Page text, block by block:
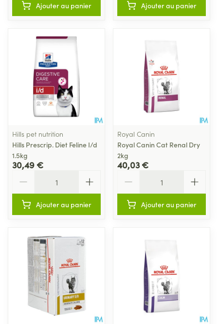
Ajouter au panier Ajouter au panier
Hills pet nutrition
Hills Prescrip. Diet Feline I/d
1.5kg
30,49 €
Ajouter au panier
Royal Canin
Royal Canin Cat Renal Dry
2kg
40,03 €
Ajouter au panier